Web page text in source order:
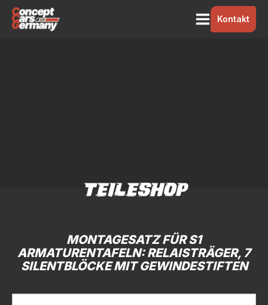
Kontakt
TEILESHOP
MONTAGESATZ FÜR S1
ARMATURENTAFELN: RELAISTRÄGER, 7
SILENTBLÖCKE MIT GEWINDESTIFTEN